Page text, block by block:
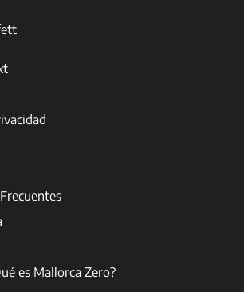
es Mallorca Zero?